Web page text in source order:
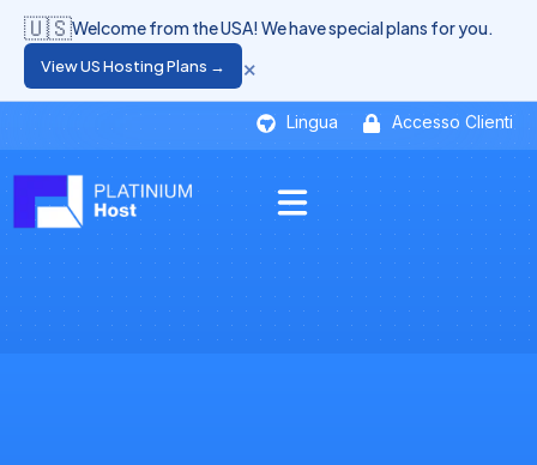
Lingua Accesso Clienti
🇺🇸Welcome from the USA! We have special plans for you.
View US Hosting Plans → ×